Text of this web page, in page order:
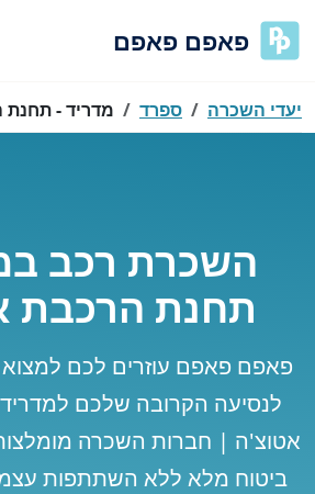
פאפם פאפם
יעדי השכרה ספרד מדריד -
השכרת רכב
תחנת הרכבת
פאפם פאפם עוזרים לכם
לנסיעה הקרובה שלכם
אטוצ'ה | חברות השכרה
ביטוח מלא ללא השתתפות